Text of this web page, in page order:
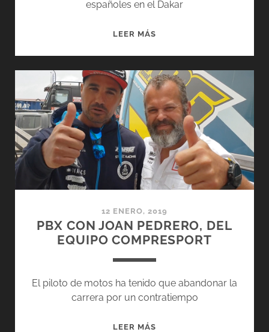
españoles en el Dakar
LEER MÁS
12 ENERO, 2019
PBX CON JOAN PEDRERO, DEL
EQUIPO COMPRESPORT
El piloto de motos ha tenido que abandonar la
carrera por un contratiempo
LEER MÁS